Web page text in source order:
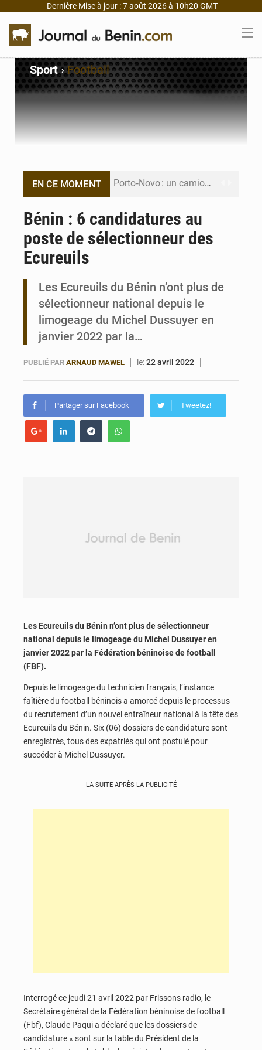
Dernière Mise à jour : 7 août 2026 à 10h20 GMT
Sport›Football
EN CE MOMENT Porto‑Novo : un camion de produits pétroliers embrase Avakpa
Bénin : Djogbénou inspecte le chantier du siège de l’Assemblée
Bénin : Le CEG La Verdure de Ouèdo fait sa mue pour la rentrée
Bénin : 6 candidatures au
poste de sélectionneur des
Ecureuils
Les Ecureuils du Bénin n’ont plus de
sélectionneur national depuis le
limogeage du Michel Dussuyer en
janvier 2022 par la…
PUBLIÉ PAR ARNAUD MAWEL le:22 avril 2022
Partager sur Facebook Tweetez!
Les Ecureuils du Bénin n’ont plus de sélectionneur
national depuis le limogeage du Michel Dussuyer en
janvier 2022 par la Fédération béninoise de football
(FBF).
Depuis le limogeage du technicien français, l’instance
faîtière du football béninois a amorcé depuis le processus
du recrutement d’un nouvel entraîneur national à la tête des
Ecureuils du Bénin. Six (06) dossiers de candidature sont
enregistrés, tous des expatriés qui ont postulé pour
succéder à Michel Dussuyer.
LA SUITE APRÈS LA PUBLICITÉ
Interrogé ce jeudi 21 avril 2022 par Frissons radio, le
Secrétaire général de la Fédération béninoise de football
(Fbf), Claude Paqui a déclaré que les dossiers de
candidature « sont sur la table du Président de la